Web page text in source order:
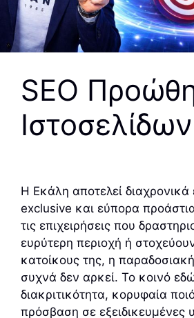
SEO
Η Εκάλη αποτελεί
exclusive και εύπορα
τις επιχειρήσεις που
ευρύτερη περιοχή ή
κατοίκους της, η
συχνά δεν αρκεί. Το κοινό
διακριτικότητα, κορυφαία
πρόσβαση σε εξειδικευμένες